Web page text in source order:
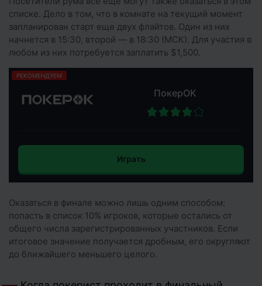
списке. Дело в том, что в комнате на текущий момент
запланирован старт еще двух флайтов. Один из них
начнется в 15:30, второй — в 18:30 (МСК). Для участия в
любом из них потребуется заплатить $1,500.
РЕКОМЕНДУЕМ
ПокерОК
Играть
Оказаться в финале можно лишь одним способом:
попасть в список 10% игроков, которые остались от
общего числа зарегистрированных участников. Если
итоговое значение получается дробным, его округляют
до ближайшего меньшего целого.